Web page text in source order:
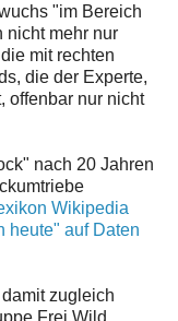
"im Bereich
nicht mehr nur
mit rechten
die der Experte,
offenbar nur nicht
nach 20 Jahren
Wikipedia
heute" auf Daten
zugleich
Frei.Wild